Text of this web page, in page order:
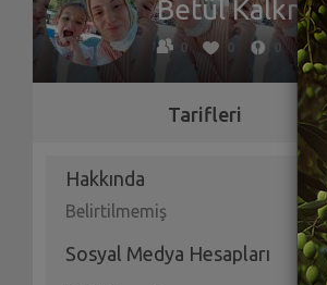
Betül Kalkmaz
0 0
Tarifleri
Hakkında
Belirtilmemiş
Sosyal Medya Hesapları